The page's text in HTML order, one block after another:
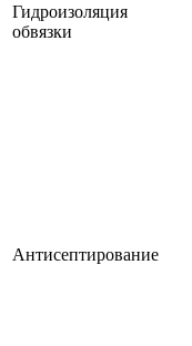
Гидроизоляция
обвязки
Антисептирование